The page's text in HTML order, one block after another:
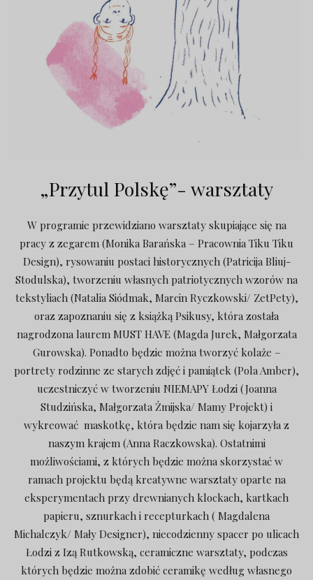
„Przytul Polskę”- warsztaty
W programie przewidziano warsztaty skupiające się na
pracy z zegarem (Monika Barańska – Pracownia Tiku Tiku
Design), rysowaniu postaci historycznych (Patricija Bliuj-
Stodulska), tworzeniu własnych patriotycznych wzorów na
tekstyliach (Natalia Siódmak, Marcin Ryczkowski/ ZetPety),
oraz zapoznaniu się z książką Psikusy, która została
nagrodzona laurem MUST HAVE (Magda Jurek, Małgorzata
Gurowska). Ponadto będzie można tworzyć kolaże –
portrety rodzinne ze starych zdjęć i pamiątek (Pola Amber),
uczestniczyć w tworzeniu NIEMAPY Łodzi (Joanna
Studzińska, Małgorzata Żmijska/ Mamy Projekt) i
wykreować maskotkę, która będzie nam się kojarzyła z
naszym krajem (Anna Raczkowska). Ostatnimi
możliwościami, z których będzie można skorzystać w
ramach projektu będą kreatywne warsztaty oparte na
eksperymentach przy drewnianych klockach, kartkach
papieru, sznurkach i recepturkach ( Magdalena
Michalczyk/ Mały Designer), niecodzienny spacer po ulicach
Łodzi z Izą Rutkowską, ceramiczne warsztaty, podczas
których będzie można zdobić ceramikę według własnego